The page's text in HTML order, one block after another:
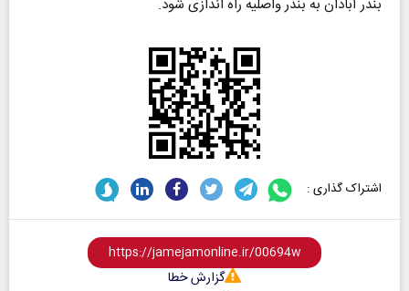
بندر آبادان به بندر واصلیه راه اندازی شود.
اشتراک گذاری :
گزارش خطا